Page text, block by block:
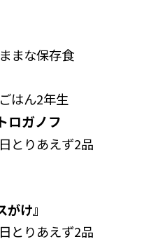
まな保存食
はん2年生
ロガノフ
とりあえず2品
け』
とりあえず2品